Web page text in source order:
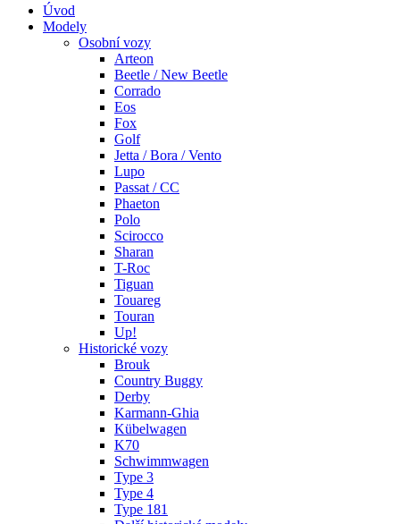
Úvod
Modely
Osobní vozy
Arteon
Beetle / New Beetle
Corrado
Eos
Fox
Golf
Jetta / Bora / Vento
Lupo
Passat / CC
Phaeton
Polo
Scirocco
Sharan
T-Roc
Tiguan
Touareg
Touran
Up!
Historické vozy
Brouk
Country Buggy
Derby
Karmann-Ghia
Kübelwagen
K70
Schwimmwagen
Type 3
Type 4
Type 181